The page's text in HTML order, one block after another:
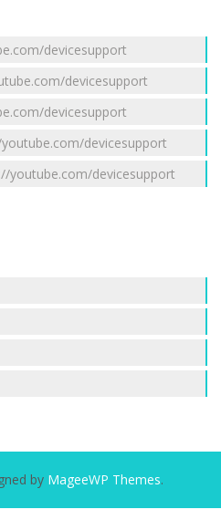
devicesupport
devicesupport
devicesupport
devicesupport
youtube.com/devicesupport
by MageeWP Themes.